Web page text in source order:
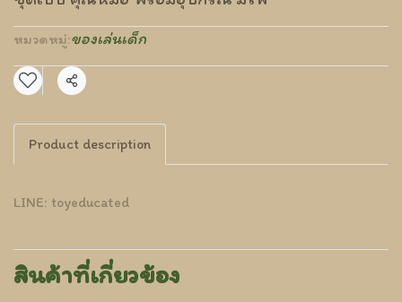
หมวดหมู่:ของเล่นเด็ก
แชร์
Product description
LINE: toyeducated
สินค้าที่เกี่ยวข้อง